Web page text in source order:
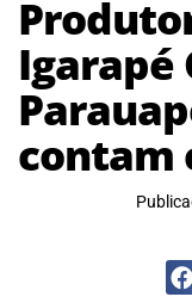
Igarapé
contam